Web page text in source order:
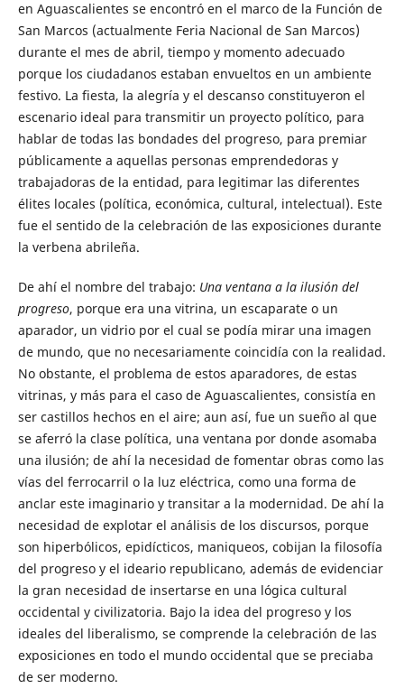
en Aguascalientes se encontró en el marco de la Función de
San Marcos (actualmente Feria Nacional de San Marcos)
durante el mes de abril, tiempo y momento adecuado
porque los ciudadanos estaban envueltos en un ambiente
festivo. La fiesta, la alegría y el descanso constituyeron el
escenario ideal para transmitir un proyecto político, para
hablar de todas las bondades del progreso, para premiar
públicamente a aquellas personas emprendedoras y
trabajadoras de la entidad, para legitimar las diferentes
élites locales (política, económica, cultural, intelectual). Este
fue el sentido de la celebración de las exposiciones durante
la verbena abrileña.
De ahí el nombre del trabajo: Una ventana a la ilusión del
progreso, porque era una vitrina, un escaparate o un
aparador, un vidrio por el cual se podía mirar una imagen
de mundo, que no necesariamente coincidía con la realidad.
No obstante, el problema de estos aparadores, de estas
vitrinas, y más para el caso de Aguascalientes, consistía en
ser castillos hechos en el aire; aun así, fue un sueño al que
se aferró la clase política, una ventana por donde asomaba
una ilusión; de ahí la necesidad de fomentar obras como las
vías del ferrocarril o la luz eléctrica, como una forma de
anclar este imaginario y transitar a la modernidad. De ahí la
necesidad de explotar el análisis de los discursos, porque
son hiperbólicos, epidícticos, maniqueos, cobijan la filosofía
del progreso y el ideario republicano, además de evidenciar
la gran necesidad de insertarse en una lógica cultural
occidental y civilizatoria. Bajo la idea del progreso y los
ideales del liberalismo, se comprende la celebración de las
exposiciones en todo el mundo occidental que se preciaba
de ser moderno.